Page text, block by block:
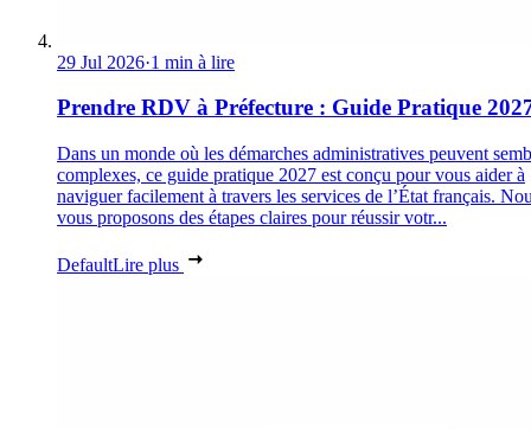
29 Jul 2026·1 min à lire
Prendre RDV à Préfecture : Guide Pratique
Dans un monde où les démarches administratives peuvent
complexes, ce guide pratique 2027 est conçu pour vous aider à
naviguer facilement à travers les services de l’État français.
vous proposons des étapes claires pour réussir votr...
DefaultLire plus